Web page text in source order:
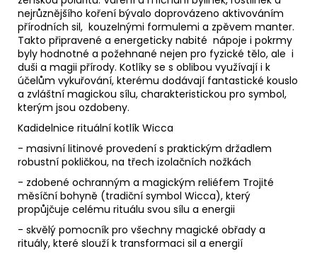
nejrůznějšího koření bývalo doprovázeno aktivováním
přírodních sil, kouzelnými formulemi a zpěvem manter.
Takto připravené a energeticky nabité nápoje i pokrmy
byly hodnotné a požehnané nejen pro fyzické tělo, ale i
duši a magii přírody. Kotlíky se s oblibou využívají i k
účelům vykuřování, kterému dodávají fantastické kouslo
a zvláštní magickou sílu, charakteristickou pro symbol,
kterým jsou ozdobeny.
Kadidelnice rituální kotlík Wicca
- masivní litinové provedení s praktickým držadlem
robustní pokličkou, na třech izolačních nožkách
- zdobené ochranným a magickým reliéfem Trojité
měsíční bohyně (tradiční symbol Wicca), který
propůjčuje celému rituálu svou sílu a energii
- skvělý pomocník pro všechny magické obřady a
rituály, které slouží k transformaci sil a energií